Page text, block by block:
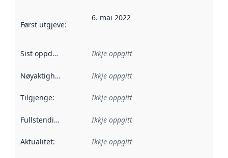
Først utgjeve:
6. mai 2022
Sist oppdatert Ikkje oppgitt
Nøyaktigheit Ikkje oppgitt
Tilgjenge: Ikkje oppgitt
Fullstendigheit Ikkje oppgitt
Aktualitet: Ikkje oppgitt